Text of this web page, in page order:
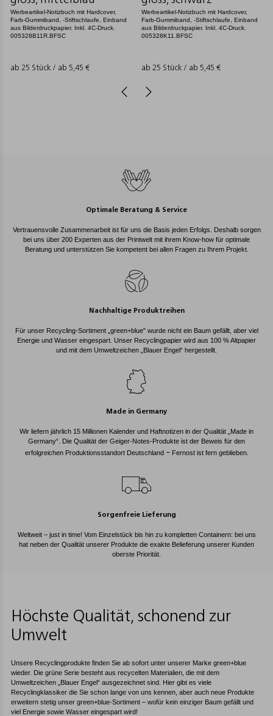
Werbeartikel-Notizbuch mit Hardcover,
Farb-Gummiband, -Stiftschlaufe, Einband
aus Bilderdruckpapier. Inkl. 4C-Druck.
005328B11R.BFSC
ab 25 Stück / ab 5,45€
Werbeartikel-Notizbuch mit Hardcover,
Farb-Gummiband, -Stiftschlaufe, Einband
aus Bilderdruckpapier. Inkl. 4C-Druck.
005328K11.BFSC
ab 25 Stück / ab 5,45€
Optimale Beratung & Service
Vertrauensvolle Zusammenarbeit ist für uns die Basis jeden Erfolgs. Deshalb sorgen
bei uns über 200 Experten aus der Printwelt mit ihrem Know-how für optimale
Beratung und unterstützen Sie kompetent bei allen Fragen zu Ihrem Projekt.
Nachhaltige Produktreihen
Für unser Recycling-Sortiment „green+blue" wurde nicht ein Baum gefällt, aber viel
Energie und Wasser eingespart. Unser Recyclingpapier wird aus 100 % Altpapier
und mit dem Umweltzeichen „Blauer Engel“ hergestellt.
Made in Germany
Wir liefern jährlich 15 Millionen Kalender und Haftnotizen in der Qualität „Made in
Germany“. Die Qualität der Geiger-Notes-Produkte ist der Beweis für den
erfolgreichen Produktionsstandort Deutschland –Fernost ist fern geblieben.
Sorgenfreie Lieferung
Weltweit – just in time! Vom Einzelstück bis hin zu kompletten Containern: bei uns
hat neben der Qualität unserer Produkte die exakte Belieferung unserer Kunden
oberste Priorität.
Höchste Qualität, schonend zur
Umwelt
Unsere Recyclingprodukte finden Sie ab sofort unter unserer Marke green+blue
wieder. Die grüne Serie besteht aus recycelten Materialien, die mit dem
Umweltzeichen „Blauer Engel“ ausgezeichnet sind. Hier gibt es viele
Recyclingklassiker die Sie schon lange von uns kennen, aber auch neue Produkte
erweitern stetig unser green+blue-Sortiment – wofür kein einziger Baum gefällt und
viel Energie sowie Wasser eingespart wird!